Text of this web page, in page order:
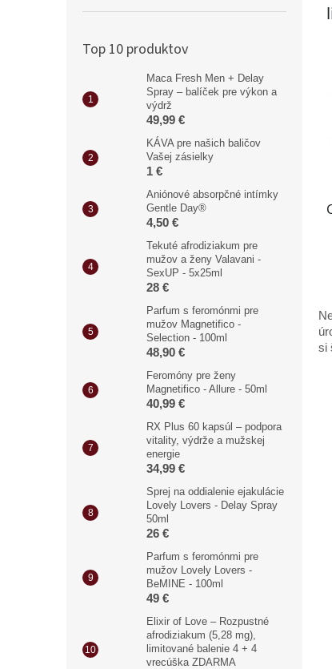
Top 10 produktov
Maca Fresh Men + Delay
Spray – balíček pre výkon a
výdrž
49,99 €
KÁVA pre našich baličov
Vašej zásielky
1 €
Aniónové absorpčné intímky
Gentle Day®
4,50 €
Tekuté afrodiziakum pre
mužov a ženy Valavani -
SexUP - 5x25ml
28 €
Parfum s feromónmi pre
mužov Magnetifico -
Selection - 100ml
48,90 €
Feromóny pre ženy
Magnetifico - Allure - 50ml
40,99 €
RX Plus 60 kapsúl – podpora
vitality, výdrže a mužskej
energie
34,99 €
Sprej na oddialenie ejakulácie
Lovely Lovers - Delay Spray
50ml
26 €
Parfum s feromónmi pre
mužov Lovely Lovers -
BeMINE - 100ml
49 €
Elixir of Love – Rozpustné
afrodiziakum (5,28 mg),
limitované balenie 4 + 4
vrecúška ZDARMA
si